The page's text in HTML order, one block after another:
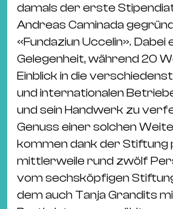
damals der erste
Andreas Caminada
«Fundaziun Uccelin». Dabei
Gelegenheit, während 20
Einblick in die
und internationalen
und sein Handwerk zu
Genuss einer solchen
kommen dank der Stiftung
mittlerweile rund zwölf
vom sechsköpfigen
dem auch Tanja Grandits